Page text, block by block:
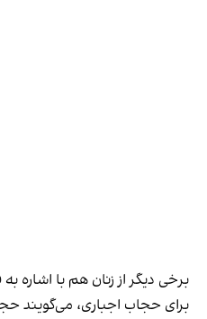
برخی دیگر از زنان هم با اشاره
برای حجاب اجباری، می‌گویند